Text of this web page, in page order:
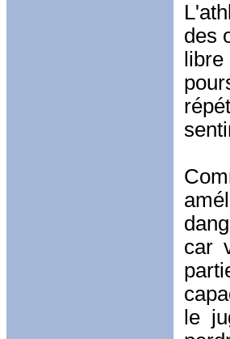
des
car
le